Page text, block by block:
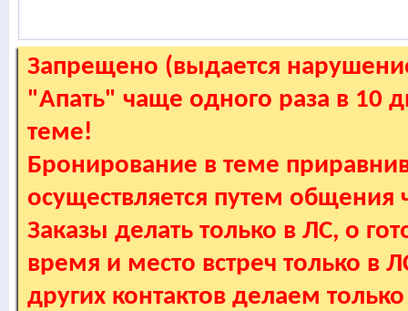
Запрещено (выдается
"Апать" чаще одного раза в 10
теме!
Бронирование в теме
осуществляется путем
Заказы делать только в ЛС, о
время и место встреч только в
других контактов делаем